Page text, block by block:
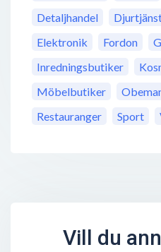
Detaljhandel
Elektronik
Fordon
Inredningsbutiker
Möbelbutiker
Restauranger
Sport
Vill du